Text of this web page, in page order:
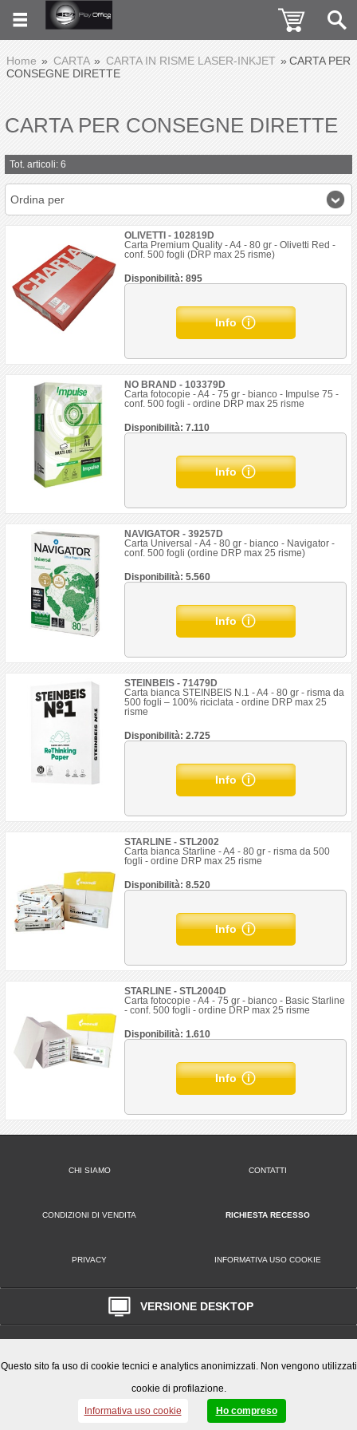
Home CARTA CARTA IN RISME LASER-INKJET
CARTA PER
CONSEGNE DIRETTE
CARTA PER CONSEGNE DIRETTE
Tot. articoli: 6
Ordina per
OLIVETTI - 102819D
Carta Premium Quality - A4 - 80 gr - Olivetti Red -
conf. 500 fogli (DRP max 25 risme)
Disponibilità: 895
Info
NO BRAND - 103379D
Carta fotocopie - A4 - 75 gr - bianco - Impulse 75 -
conf. 500 fogli - ordine DRP max 25 risme
Disponibilità: 7.110
Info
NAVIGATOR - 39257D
Carta Universal - A4 - 80 gr - bianco - Navigator -
conf. 500 fogli (ordine DRP max 25 risme)
Disponibilità: 5.560
Info
STEINBEIS - 71479D
Carta bianca STEINBEIS N.1 - A4 - 80 gr - risma da
500 fogli – 100% riciclata - ordine DRP max 25
risme
Disponibilità: 2.725
Info
STARLINE - STL2002
Carta bianca Starline - A4 - 80 gr - risma da 500
fogli - ordine DRP max 25 risme
Disponibilità: 8.520
Info
STARLINE - STL2004D
Carta fotocopie - A4 - 75 gr - bianco - Basic Starline
- conf. 500 fogli - ordine DRP max 25 risme
Disponibilità: 1.610
Info
CHI SIAMO CONTATTI
CONDIZIONI DI VENDITA RICHIESTA RECESSO
PRIVACY INFORMATIVA USO COOKIE
VERSIONE DESKTOP
P.I. / C.F. 08786301005 CCIAA ROMA REA N. 1119584 Cap. Soc. € 10.000,
Questo sito fa uso di cookie tecnici e analytics anonimizzati. Non vengono utilizzati
cookie di profilazione.
Informativa uso cookie
Ho compreso